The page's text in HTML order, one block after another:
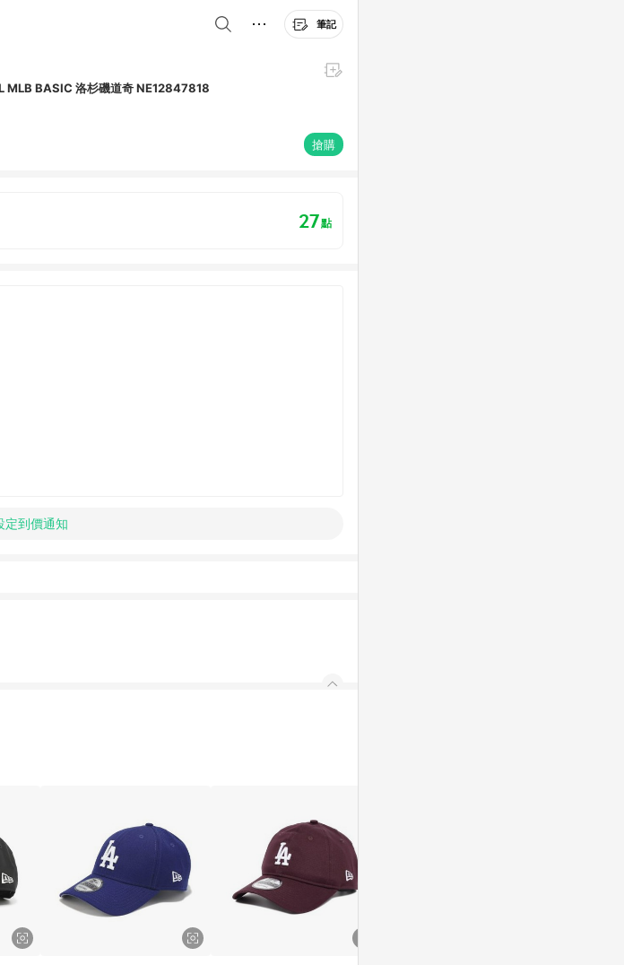
筆記
MLB BASIC 洛杉磯道奇 NE12847818
搶購
27點
定到價通知